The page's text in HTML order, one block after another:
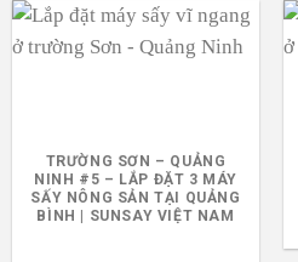
TRƯỜNG SƠN – QUẢNG
NINH #5 – LẮP ĐẶT 3 MÁY
SẤY NÔNG SẢN TẠI QUẢNG
BÌNH | SUNSAY VIỆT NAM